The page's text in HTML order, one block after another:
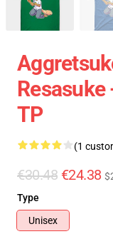
TP
(1
€30.48 €24.38
Type
Unisex